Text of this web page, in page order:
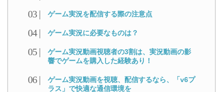
ゲーム実況を配信する際の注意点
ゲーム実況に必要なものは？
ゲーム実況動画視聴者の3割は、実況動画の影
響でゲームを購入した経験あり！
ゲーム実況動画を視聴、配信するなら、「v6プ
ラス」で快適な通信環境を